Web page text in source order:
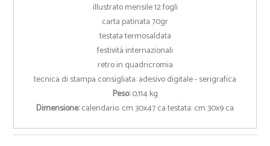
illustrato mensile 12 fogli
carta patinata 70gr
testata termosaldata
festività internazionali
retro in quadricromia
tecnica di stampa consigliata: adesivo digitale - serigrafica
Peso:0,114 kg
Dimensione:calendario: cm 30x47 ca testata: cm 30x9 ca